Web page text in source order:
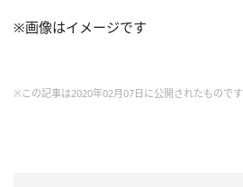
※画像はイメージです
※この記事は2020年02月07日に公開されたものです